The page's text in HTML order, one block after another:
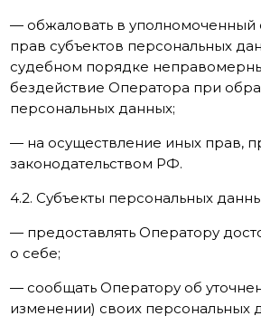
— обжаловать в уполномоченный
прав субъектов персональных
судебном порядке
бездействие Оператора при
персональных данных;
— на осуществление иных прав,
законодательством РФ.
4.2. Субъекты персональных
— предоставлять Оператору
о себе;
— сообщать Оператору об
изменении) своих персональных